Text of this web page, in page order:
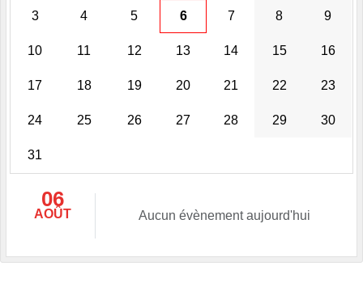
3 4 5 6 7 8 9
10 11 12 13 14 15 16
17 18 19 20 21 22 23
24 25 26 27 28 29 30
31
06
AOÛT Aucun évènement aujourd'hui